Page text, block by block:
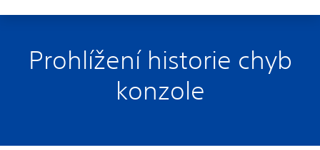
Prohlížení historie chyb
konzole